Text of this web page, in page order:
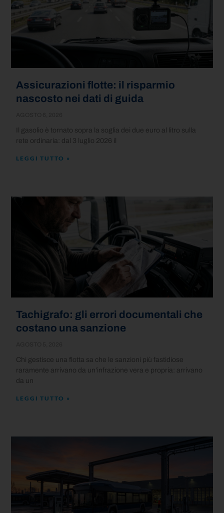
Assicurazioni flotte: il risparmio
nascosto nei dati di guida
Il gasolio è tornato sopra la soglia dei due euro al litro sulla
rete ordinaria: dal 3 luglio 2026 il
LEGGI TUTTO »
Tachigrafo: gli errori documentali che
costano una sanzione
Chi gestisce una flotta sa che le sanzioni più fastidiose
raramente arrivano da un’infrazione vera e propria: arrivano
da un
LEGGI TUTTO »